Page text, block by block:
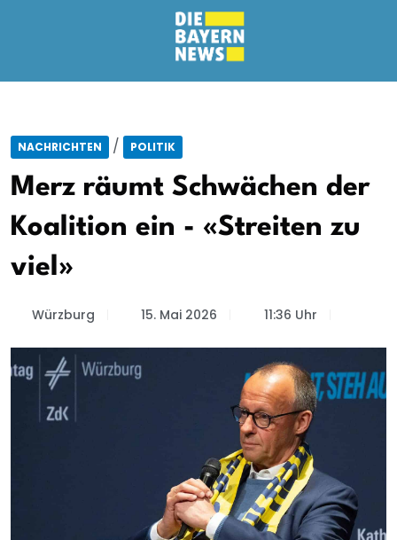
NACHRICHTEN / POLITIK
Merz räumt Schwächen der
Koalition ein - «Streiten zu
viel»
Würzburg 15. Mai 2026 11:36 Uhr